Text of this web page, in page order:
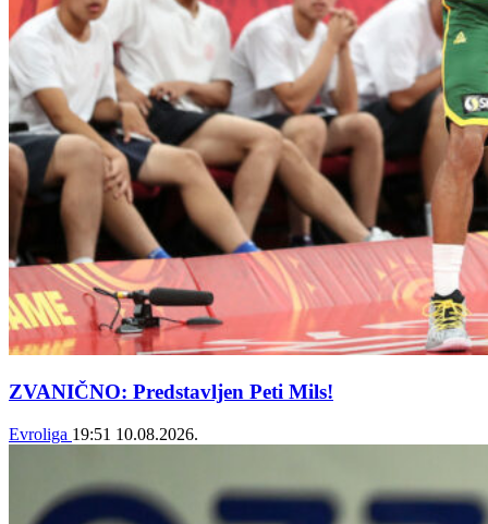
ZVANIČNO: Predstavljen Peti Mils!
Evroliga 19:51 10.08.2026.